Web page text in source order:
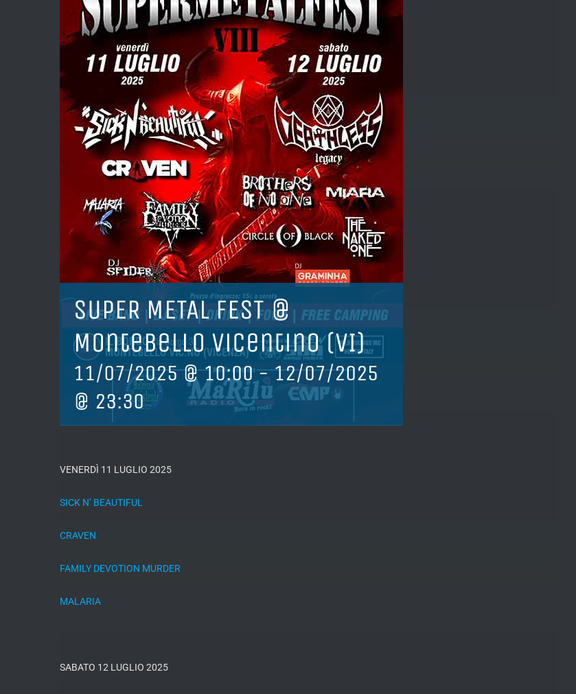
SUPER METAL FEST @
Montebello Vicentino (VI)
11/07/2025 @ 10:00-12/07/2025
@ 23:30
VENERDÌ 11 LUGLIO 2025
SICK N’ BEAUTIFUL
CRAVEN
FAMILY DEVOTION MURDER
MALARIA
SABATO 12 LUGLIO 2025